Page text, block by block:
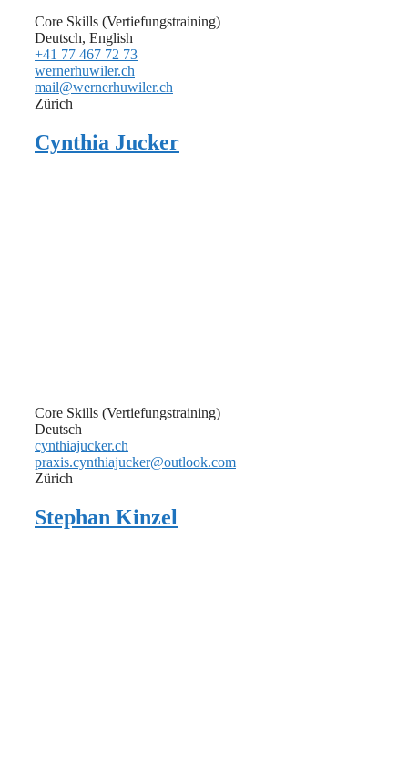
Core Skills (Vertiefungstraining)
Deutsch, English
+41 77 467 72 73
wernerhuwiler.ch
mail@wernerhuwiler.ch
Zürich
Cynthia Jucker
Core Skills (Vertiefungstraining)
Deutsch
cynthiajucker.ch
praxis.cynthiajucker@outlook.com
Zürich
Stephan Kinzel